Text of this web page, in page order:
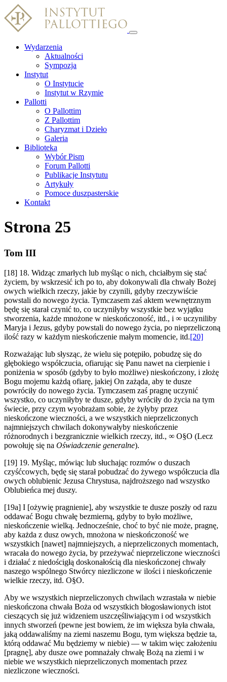
Wydarzenia
Aktualności
Sympozja
Instytut
O Instytucie
Instytut w Rzymie
Pallotti
O Pallottim
Z Pallottim
Charyzmat i Dzieło
Galeria
Biblioteka
Wybór Pism
Forum Pallotti
Publikacje Instytutu
Artykuły
Pomoce duszpasterskie
Kontakt
Strona 25
Tom III
[18] 18. Widząc zmarłych lub myśląc o nich, chciałbym się stać
życiem, by wskrzesić ich po to, aby dokonywali dla chwały Bożej
owych wielkich rzeczy, jakie by czynili, gdyby rzeczywiście
powstali do nowego życia. Tymczasem zaś aktem wewnętrznym
będę się starał czynić to, co uczyniłyby wszystkie bez wyjątku
stworzenia, każde mnożone w nieskończoność, itd., i ∞ uczyniliby
Maryja i Jezus, gdyby powstali do nowego życia, po nieprzeliczoną
ilość razy w każdym nieskończenie małym momencie, itd.[20]
Rozważając lub słysząc, że wielu się potępiło, pobudzę się do
głębokiego współczucia, ofiarując się Panu nawet na cierpienie i
poniżenia w sposób (gdyby to było możliwe) nieskończony, i złożę
Bogu mojemu każdą ofiarę, jakiej On zażąda aby te dusze
powróciły do nowego życia. Tymczasem zaś pragnę uczynić
wszystko, co uczyniłyby te dusze, gdyby wróciły do życia na tym
świecie, przy czym wyobrażam sobie, że żyłyby przez
nieskończone wieczności, a we wszystkich nieprzeliczonych
najmniejszych chwilach dokonywałyby nieskończenie
różnorodnych i bezgranicznie wielkich rzeczy, itd., ∞ O§O (Lecz
powołuję się na Oświadczenie generalne).
[19] 19. Myśląc, mówiąc lub słuchając rozmów o duszach
czyśćcowych, będę się starał pobudzać do żywego współczucia dla
owych oblubienic Jezusa Chrystusa, najdroższego nad wszystko
Oblubieńca mej duszy.
[19a] I [ożywię pragnienie], aby wszystkie te dusze poszły od razu
oddawać Bogu chwałę bezmierną, gdyby to było możliwe,
nieskończenie wielką. Jednocześnie, choć to być nie może, pragnę,
aby każda z dusz owych, mnożona w nieskończoność we
wszystkich [nawet] najmniejszych, a nieprzeliczonych momentach,
wracała do nowego życia, by przeżywać nieprzeliczone wieczności
i działać z niedościgłą doskonałością dla nieskończonej chwały
naszego wspólnego Stwórcy niezliczone w ilości i nieskończenie
wielkie rzeczy, itd. O§O.
Aby we wszystkich nieprzeliczonych chwilach wzrastała w niebie
nieskończona chwała Boża od wszystkich błogosławionych istot
cieszących się już widzeniem uszczęśliwiającym i od wszystkich
innych stworzeń (pewne jest bowiem, że im większa była chwała,
jaką oddawaliśmy na ziemi naszemu Bogu, tym większa będzie ta,
którą oddawać Mu będziemy w niebie) — w takim więc założeniu
[pragnę], aby dusze owe pomnażały chwałę Bożą na ziemi i w
niebie we wszystkich nieprzeliczonych momentach przez
niezliczone wieczności.